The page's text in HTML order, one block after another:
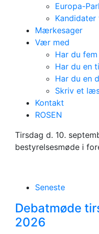
Europa-
Mærkesager
Vær med
Har du
Har du en
Har du en
Skriv et
Kontakt
ROSEN
d. 10.
2024.
Tirsdag d. 10.
bestyrelsesmøde i
Seneste
Debatmøde
2026